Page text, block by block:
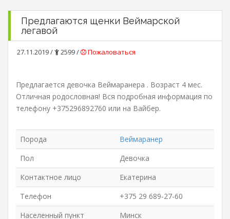
Предлагаются щенки Веймарской
легавой
27.11.2019 / 2599 / Пожаловаться
Предлагается девочка Веймаранера . Возраст 4 мес.
Отличная родословная! Вся подробная информация по
телефону +375296892760 или на Вайбер.
Порода
Веймаранер
Пол
Девочка
Контактное лицо
Екатерина
Телефон
+375 29 689-27-60
Населенный пункт
Минск